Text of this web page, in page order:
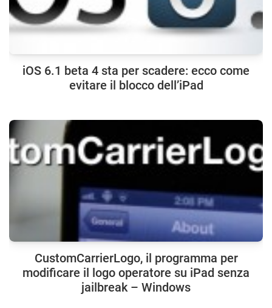
iOS 6.1 beta 4 sta per scadere: ecco come
evitare il blocco dell’iPad
CustomCarrierLogo, il programma per
modificare il logo operatore su iPad senza
jailbreak – Windows